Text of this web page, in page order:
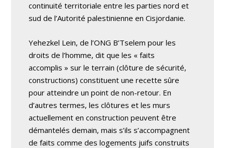
continuité territoriale entre les parties nord et
sud de l’Autorité palestinienne en Cisjordanie.
Yehezkel Lein, de l’ONG B’Tselem pour les
droits de l’homme, dit que les « faits
accomplis » sur le terrain (clôture de sécurité,
constructions) constituent une recette sûre
pour atteindre un point de non-retour. En
d’autres termes, les clôtures et les murs
actuellement en construction peuvent être
démantelés demain, mais s’ils s’accompagnent
de faits comme des logements juifs construits